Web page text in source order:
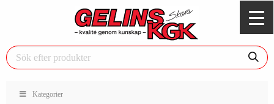
Kategorier